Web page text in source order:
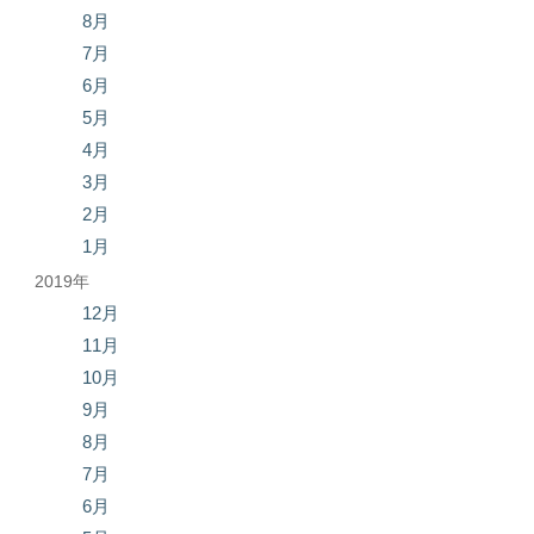
8月
7月
6月
5月
4月
3月
2月
1月
2019年
12月
11月
10月
9月
8月
7月
6月